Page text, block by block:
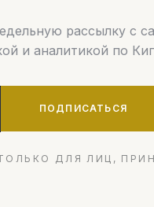
рассылку с
и аналитикой по
ПОДПИСАТЬСЯ
ДЛЯ ЛИЦ,